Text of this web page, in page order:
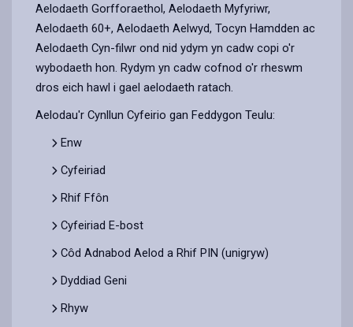
Aelodaeth Gorfforaethol, Aelodaeth Myfyriwr,
Aelodaeth 60+, Aelodaeth Aelwyd, Tocyn Hamdden ac
Aelodaeth Cyn-filwr ond nid ydym yn cadw copi o'r
wybodaeth hon. Rydym yn cadw cofnod o'r rheswm
dros eich hawl i gael aelodaeth ratach.
Aelodau'r Cynllun Cyfeirio gan Feddygon Teulu:
Enw
Cyfeiriad
Rhif Ffôn
Cyfeiriad E-bost
Côd Adnabod Aelod a Rhif PIN (unigryw)
Dyddiad Geni
Rhyw